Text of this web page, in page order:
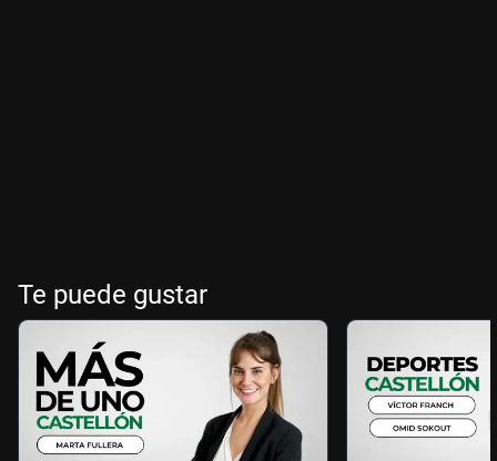
Te puede gustar